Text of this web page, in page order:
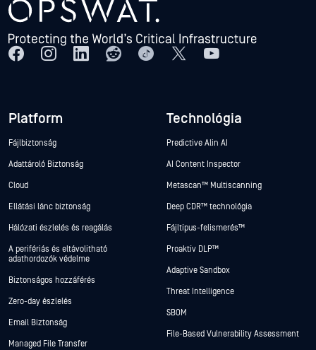
Platform
Fájlbiztonság
Adattároló Biztonság
Cloud
Ellátási lánc biztonság
Hálózati észlelés és reagálás
A perifériás és eltávolítható
adathordozók védelme
Biztonságos hozzáférés
Zero-day észlelés
Email Biztonság
Managed File Transfer
Technológia
Predictive Alin AI
AI Content Inspector
Metascan™ Multiscanning
Deep CDR™ technológia
Fájltípus-felismerés™
Proaktív DLP™
Adaptive Sandbox
Threat Intelligence
SBOM
File-Based Vulnerability Assessment